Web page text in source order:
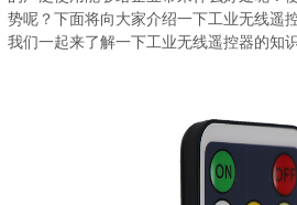
势呢？下面将向大家介绍一下工业无线遥
我们一起来了解一下工业无线遥控器的知